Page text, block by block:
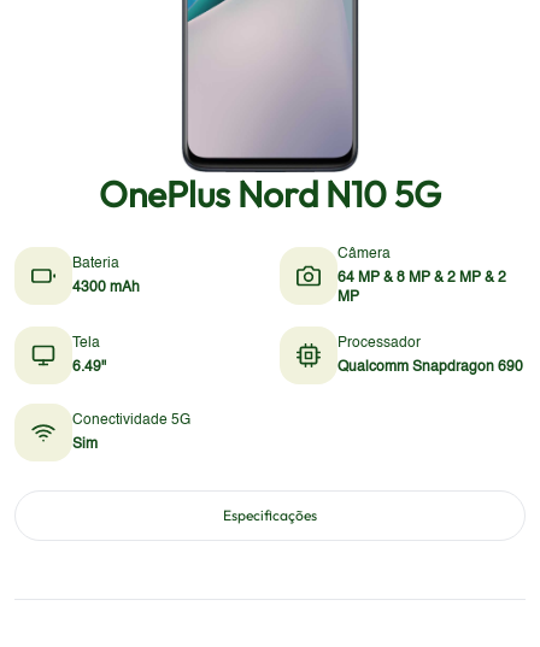
OnePlus Nord N10 5G
Bateria
4300 mAh
Câmera
64 MP & 8 MP & 2 MP & 2
MP
Tela
6.49"
Processador
Qualcomm Snapdragon 690
Conectividade 5G
Sim
Especificações